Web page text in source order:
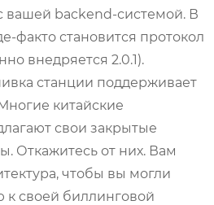
вашей backend-системой. В
факто становится протокол
внедряется 2.0.1).
станции поддерживает
китайские
свои закрытые
Откажитесь от них. Вам
чтобы вы могли
к своей биллинговой